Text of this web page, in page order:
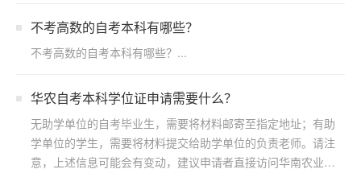
不考高数的自考本科有哪些？
不考高数的自考本科有哪些？...
华农自考本科学位证申请需要什么？
无助学单位的自考毕业生，需要将材料邮寄至指定地址；有助
学单位的学生，需要将材料提交给助学单位的负责老师。请注
意，上述信息可能会有变动，建议申请者直接访问华南农业大